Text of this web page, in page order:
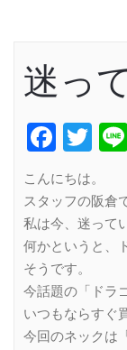
迷っ
こんにちは。
スタッフの阪倉
私は今、迷って
何かというと、
そうです。
今話題の「ドラ
いつもならすぐ
今回のネックは